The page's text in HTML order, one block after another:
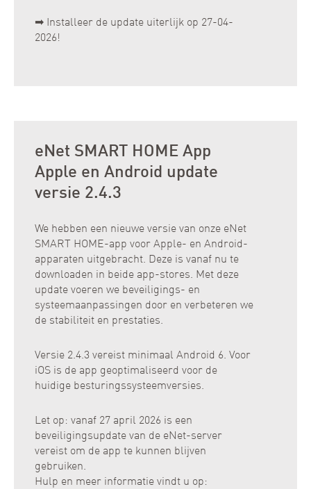
➡ Installeer de update uiterlijk op 27-04-
2026!
eNet SMART HOME App
Apple en Android update
versie 2.4.3
We hebben een nieuwe versie van onze eNet
SMART HOME-app voor Apple- en Android-
apparaten uitgebracht. Deze is vanaf nu te
downloaden in beide app-stores. Met deze
update voeren we beveiligings- en
systeemaanpassingen door en verbeteren we
de stabiliteit en prestaties.
Versie 2.4.3 vereist minimaal Android 6. Voor
iOS is de app geoptimaliseerd voor de
huidige besturingssysteemversies.
Let op: vanaf 27 april 2026 is een
beveiligingsupdate van de eNet-server
vereist om de app te kunnen blijven
gebruiken.
Hulp en meer informatie vindt u op: